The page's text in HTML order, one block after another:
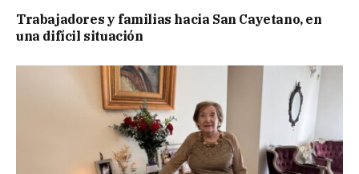
Trabajadores y familias hacia San Cayetano, en
una difícil situación